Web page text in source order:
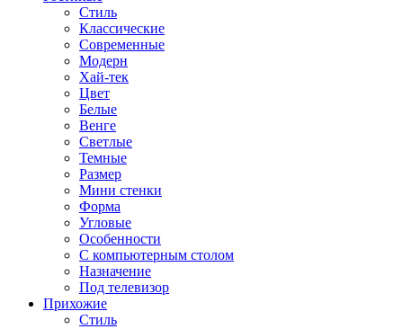
Стиль
Классические
Современные
Модерн
Хай-тек
Цвет
Белые
Венге
Светлые
Темные
Размер
Мини стенки
Форма
Угловые
Особенности
С компьютерным столом
Назначение
Под телевизор
Прихожие
Стиль